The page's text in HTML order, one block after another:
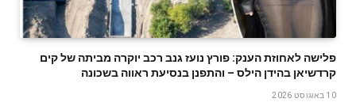
פלישה לאחוזת הענק: פורץ נועז גנב רכב יוקרה מביתה של קים
קרדשיאן בהידן הילס – והתפנן בנסיעת ראווה בשכונה
10 באוגוסט 2026